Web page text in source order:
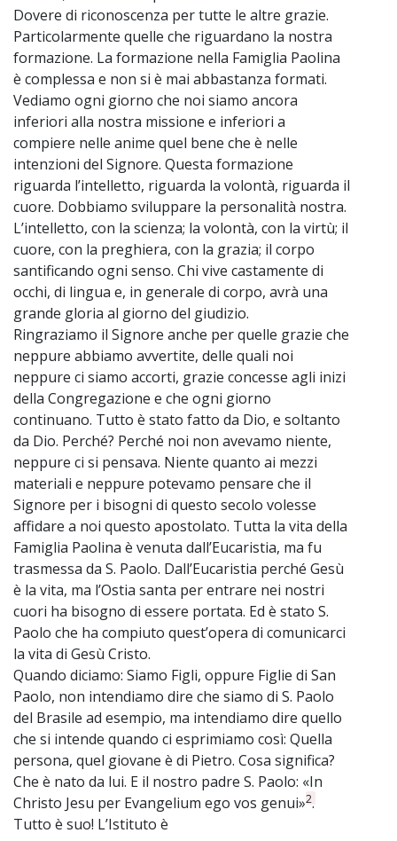
Dovere di riconoscenza per tutte le altre grazie.
Particolarmente quelle che riguardano la nostra
formazione. La formazione nella Famiglia Paolina
è complessa e non si è mai abbastanza formati.
Vediamo ogni giorno che noi siamo ancora
inferiori alla nostra missione e inferiori a
compiere nelle anime quel bene che è nelle
intenzioni del Signore. Questa formazione
riguarda l’intelletto, riguarda la volontà, riguarda il
cuore. Dobbiamo sviluppare la personalità nostra.
L’intelletto, con la scienza; la volontà, con la virtù; il
cuore, con la preghiera, con la grazia; il corpo
santificando ogni senso. Chi vive castamente di
occhi, di lingua e, in generale di corpo, avrà una
grande gloria al giorno del giudizio.
Ringraziamo il Signore anche per quelle grazie che
neppure abbiamo avvertite, delle quali noi
neppure ci siamo accorti, grazie concesse agli inizi
della Congregazione e che ogni giorno
continuano. Tutto è stato fatto da Dio, e soltanto
da Dio. Perché? Perché noi non avevamo niente,
neppure ci si pensava. Niente quanto ai mezzi
materiali e neppure potevamo pensare che il
Signore per i bisogni di questo secolo volesse
affidare a noi questo apostolato. Tutta la vita della
Famiglia Paolina è venuta dall’Eucaristia, ma fu
trasmessa da S. Paolo. Dall’Eucaristia perché Gesù
è la vita, ma l’Ostia santa per entrare nei nostri
cuori ha bisogno di essere portata. Ed è stato S.
Paolo che ha compiuto quest’opera di comunicarci
la vita di Gesù Cristo.
Quando diciamo: Siamo Figli, oppure Figlie di San
Paolo, non intendiamo dire che siamo di S. Paolo
del Brasile ad esempio, ma intendiamo dire quello
che si intende quando ci esprimiamo così: Quella
persona, quel giovane è di Pietro. Cosa significa?
Che è nato da lui. E il nostro padre S. Paolo: «In
Christo Jesu per Evangelium ego vos genui»2.
Tutto è suo! L’Istituto è